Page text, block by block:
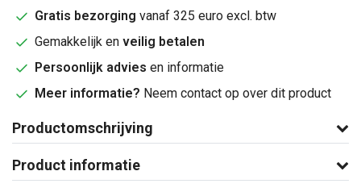
Gratis bezorging vanaf 325 euro excl. btw
Gemakkelijk en veilig betalen
Persoonlijk advies en informatie
Meer informatie? Neem contact op over dit product
Productomschrijving
Product informatie